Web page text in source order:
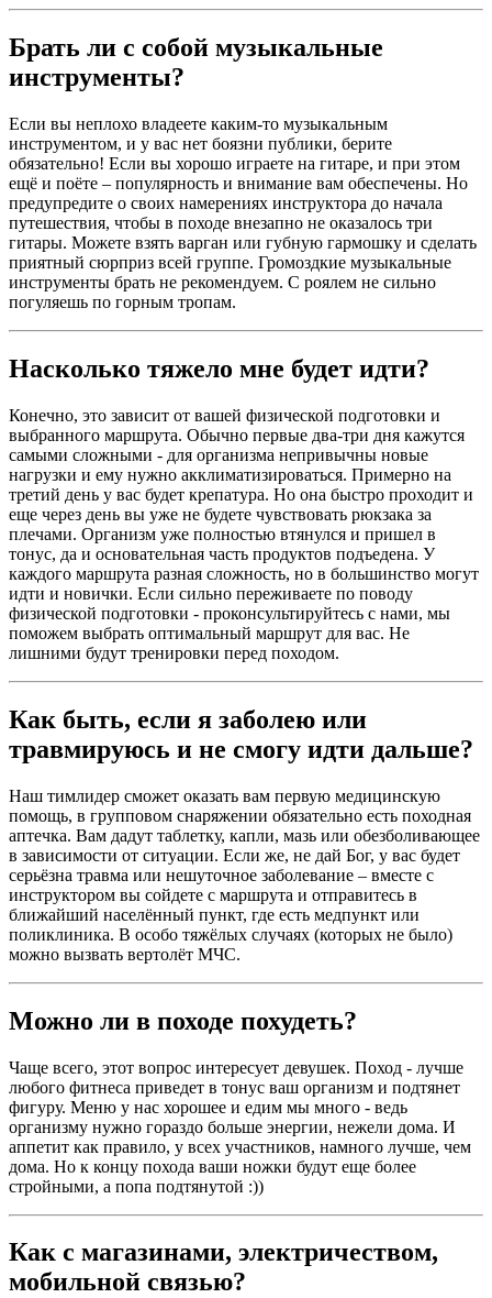
Брать ли с собой музыкальные
инструменты?
Если вы неплохо владеете каким-то музыкальным
инструментом, и у вас нет боязни публики, берите
обязательно! Если вы хорошо играете на гитаре, и при этом
ещё и поёте – популярность и внимание вам обеспечены. Но
предупредите о своих намерениях инструктора до начала
путешествия, чтобы в походе внезапно не оказалось три
гитары. Можете взять варган или губную гармошку и сделать
приятный сюрприз всей группе. Громоздкие музыкальные
инструменты брать не рекомендуем. С роялем не сильно
погуляешь по горным тропам.
Насколько тяжело мне будет идти?
Конечно, это зависит от вашей физической подготовки и
выбранного маршрута. Обычно первые два-три дня кажутся
самыми сложными - для организма непривычны новые
нагрузки и ему нужно акклиматизироваться. Примерно на
третий день у вас будет крепатура. Но она быстро проходит и
еще через день вы уже не будете чувствовать рюкзака за
плечами. Организм уже полностью втянулся и пришел в
тонус, да и основательная часть продуктов подъедена. У
каждого маршрута разная сложность, но в большинство могут
идти и новички. Если сильно переживаете по поводу
физической подготовки - проконсультируйтесь с нами, мы
поможем выбрать оптимальный маршрут для вас. Не
лишними будут тренировки перед походом.
Как быть, если я заболею или
травмируюсь и не смогу идти дальше?
Наш тимлидер сможет оказать вам первую медицинскую
помощь, в групповом снаряжении обязательно есть походная
аптечка. Вам дадут таблетку, капли, мазь или обезболивающее
в зависимости от ситуации. Если же, не дай Бог, у вас будет
серьёзна травма или нешуточное заболевание – вместе с
инструктором вы сойдете с маршрута и отправитесь в
ближайший населённый пункт, где есть медпункт или
поликлиника. В особо тяжёлых случаях (которых не было)
можно вызвать вертолёт МЧС.
Можно ли в походе похудеть?
Чаще всего, этот вопрос интересует девушек. Поход - лучше
любого фитнеса приведет в тонус ваш организм и подтянет
фигуру. Меню у нас хорошее и едим мы много - ведь
организму нужно гораздо больше энергии, нежели дома. И
аппетит как правило, у всех участников, намного лучше, чем
дома. Но к концу похода ваши ножки будут еще более
стройными, а попа подтянутой :))
Как с магазинами, электричеством,
мобильной связью?